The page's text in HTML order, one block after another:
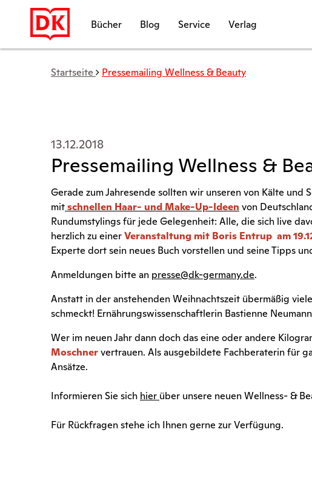
Bücher Blog Service Verlag
Startseite Pressemailing Wellness & Beauty
13.12.2018
Pressemailing Wellness &
Gerade zum Jahresende sollten wir unseren von Kälte
mitschnellen Haar- und Make-Up-Ideen von
Rundumstylings für jede Gelegenheit: Alle, die sich live
herzlich zu einerVeranstaltung mit Boris Entrup am
Experte dort sein neues Buch vorstellen und seine Tipps
Anmeldungen bitte an presse@dk-germany.de.
Anstatt in der anstehenden Weihnachtszeit übermäßig
schmeckt! Ernährungswissenschaftlerin Bastienne
Wer im neuen Jahr dann doch das eine oder andere
Moschnervertrauen. Als ausgebildete Fachberaterin für
Ansätze.
Informieren Sie sich hier über unsere neuen Wellness- &
Für Rückfragen stehe ich Ihnen gerne zur Verfügung.